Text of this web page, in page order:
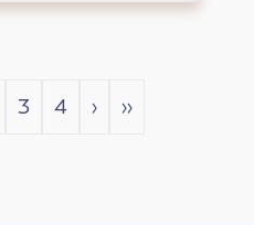
3 4 › ››